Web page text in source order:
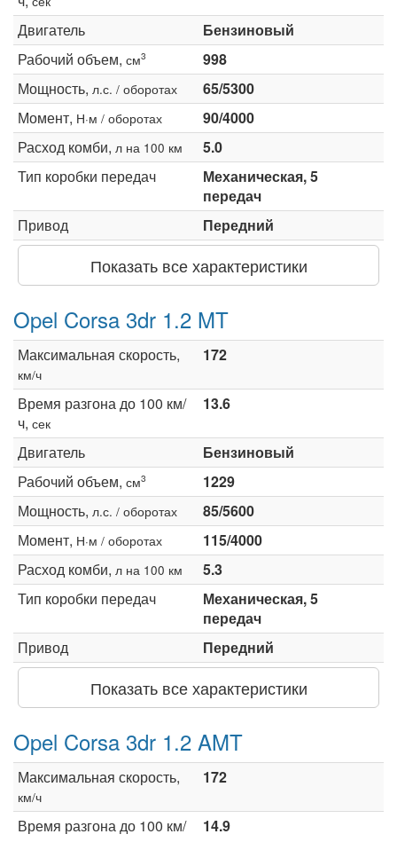
Двигатель
Бензиновый
Рабочий объем, см3
998
Мощность, л.с. / оборотах
65/5300
Момент, Н·м / оборотах
90/4000
Расход комби, л на 100 км
5.0
Тип коробки передач
Механическая, 5
передач
Привод
Передний
Показать все характеристики
Opel Corsa 3dr 1.2 MT
Максимальная скорость,
км/ч
172
Время разгона до 100 км/
ч, сек
13.6
Двигатель
Бензиновый
Рабочий объем, см3
1229
Мощность, л.с. / оборотах
85/5600
Момент, Н·м / оборотах
115/4000
Расход комби, л на 100 км
5.3
Тип коробки передач
Механическая, 5
передач
Привод
Передний
Показать все характеристики
Opel Corsa 3dr 1.2 AMT
Максимальная скорость,
км/ч
172
Время разгона до 100 км/
14.9